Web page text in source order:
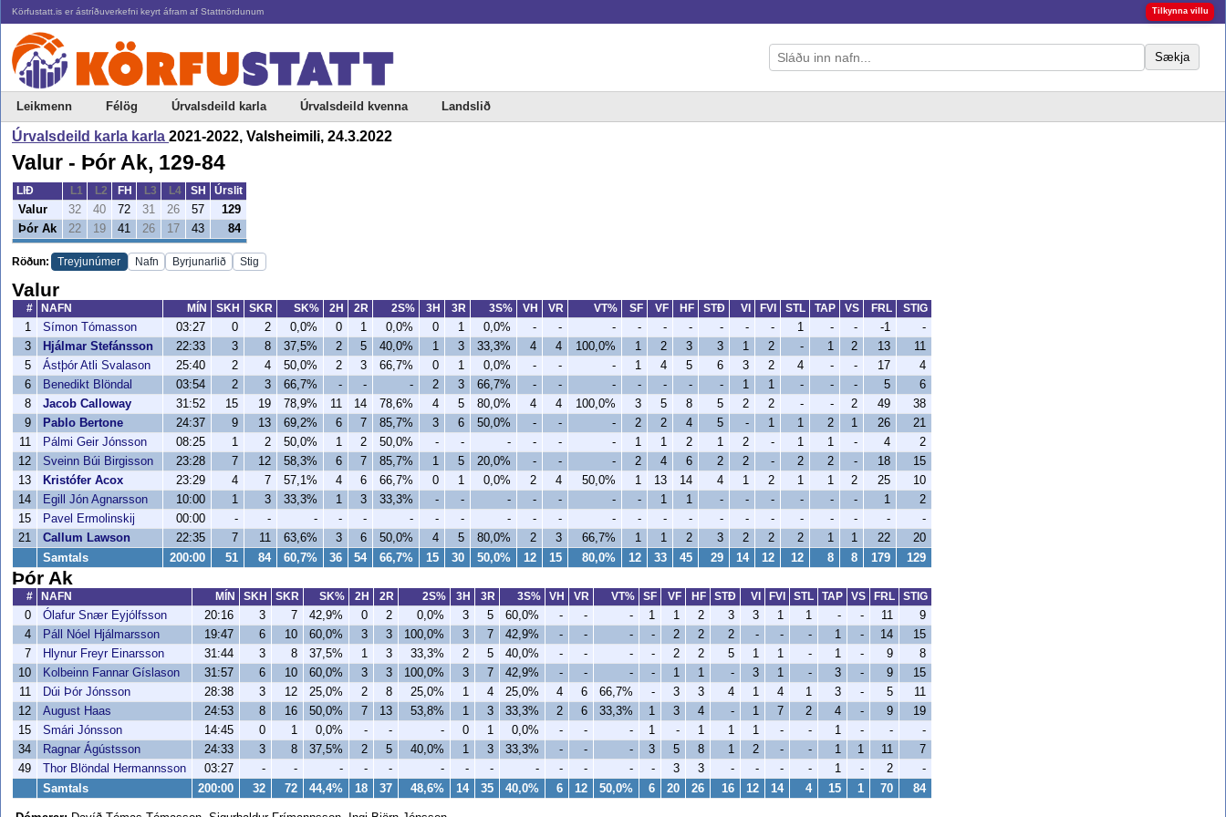
Körfustatt.is er ástríðuverkefni keyrt áfram af Stattnördunum Tilkynna villu
Sækja
Leikmenn Félög Úrvalsdeild karla Úrvalsdeild kvenna Landslið
Úrvalsdeild karla karla 2021-2022, Valsheimili, 24.3.2022
Valur - Þór Ak, 129-84
LIÐ L1 L2 FH L3 L4 SH
Úrslit
Valur
32 40 72 31 26 57
129
Þór Ak
22 19 41 26 17 43 84
Röðun: Treyjunúmer Nafn Byrjunarlið Stig
Valur
# NAFN MÍN SKH SKR SK% 2H 2R 2S% 3H 3R 3S% VH VR VT% SF VF HF STÐ VI FVI STL TAP VS FRL
STIG
1
Símon Tómasson 03:27 0 2 0,0% 0 1 0,0% 0 1 0,0% - - - - - - - - - 1 - - -1
-
3
Hjálmar Stefánsson 22:33 3 8 37,5% 2 5 40,0% 1 3 33,3% 4 4 100,0% 1 2 3 3 1 2 - 1 2 13
11
5
Ástþór Atli Svalason 25:40 2 4 50,0% 2 3 66,7% 0 1 0,0% - - - 1 4 5 6 3 2 4 - - 17
4
6
Benedikt Blöndal 03:54 2 3 66,7% - - - 2 3 66,7% - - - - - - - 1 1 - - - 5
6
8
Jacob Calloway 31:52 15 19 78,9% 11 14 78,6% 4 5 80,0% 4 4 100,0% 3 5 8 5 2 2 - - 2 49
38
9
Pablo Bertone 24:37 9 13 69,2% 6 7 85,7% 3 6 50,0% - - - 2 2 4 5 - 1 1 2 1 26
21
11
Pálmi Geir Jónsson 08:25 1 2 50,0% 1 2 50,0% - - - - - - 1 1 2 1 2 - 1 1 - 4
2
12
Sveinn Búi Birgisson 23:28 7 12 58,3% 6 7 85,7% 1 5 20,0% - - - 2 4 6 2 2 - 2 2 - 18
15
13
Kristófer Acox 23:29 4 7 57,1% 4 6 66,7% 0 1 0,0% 2 4 50,0% 1 13 14 4 1 2 1 1 2 25
10
14
Egill Jón Agnarsson 10:00 1 3 33,3% 1 3 33,3% - - - - - - - 1 1 - - - - - - 1
2
15
Pavel Ermolinskij 00:00 - - - - - - - - - - - - - - - - - - - - - -
-
21
Callum Lawson 22:35 7 11 63,6% 3 6 50,0% 4 5 80,0% 2 3 66,7% 1 1 2 3 2 2 2 1 1 22 20
Samtals 200:00 51 84 60,7% 36 54 66,7% 15 30 50,0% 12 15 80,0% 12 33 45 29 14 12 12 8 8 179 129
Þór Ak
# NAFN MÍN SKH SKR SK% 2H 2R 2S% 3H 3R 3S% VH VR VT% SF VF HF STÐ VI FVI STL TAP VS FRL
STIG
0
Ólafur Snær Eyjólfsson 20:16 3 7 42,9% 0 2 0,0% 3 5 60,0% - - - 1 1 2 3 3 1 1 - - 11
9
4
Páll Nóel Hjálmarsson 19:47 6 10 60,0% 3 3 100,0% 3 7 42,9% - - - - 2 2 2 - - - 1 - 14
15
7
Hlynur Freyr Einarsson 31:44 3 8 37,5% 1 3 33,3% 2 5 40,0% - - - - 2 2 5 1 1 - 1 - 9
8
10
Kolbeinn Fannar Gíslason 31:57 6 10 60,0% 3 3 100,0% 3 7 42,9% - - - - 1 1 - 3 1 - 3 - 9
15
11
Dúi Þór Jónsson 28:38 3 12 25,0% 2 8 25,0% 1 4 25,0% 4 6 66,7% - 3 3 4 1 4 1 3 - 5
11
12
August Haas 24:53 8 16 50,0% 7 13 53,8% 1 3 33,3% 2 6 33,3% 1 3 4 - 1 7 2 4 - 9
19
15
Smári Jónsson 14:45 0 1 0,0% - - - 0 1 0,0% - - - 1 - 1 1 1 - - 1 - -
-
34
Ragnar Ágústsson 24:33 3 8 37,5% 2 5 40,0% 1 3 33,3% - - - 3 5 8 1 2 - - 1 1 11
7
49
Thor Blöndal Hermannsson 03:27 - - - - - - - - - - - - - 3 3 - - - - 1 - 2 -
Samtals 200:00 32 72 44,4% 18 37 48,6% 14 35 40,0% 6 12 50,0% 6 20 26 16 12 14 4 15 1 70 84